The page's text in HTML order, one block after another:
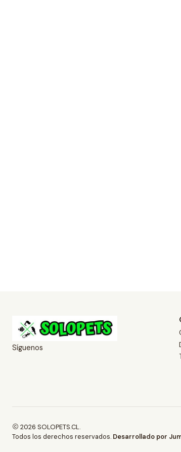
Síguenos
2026 SOLOPETS.CL.
Todos los derechos reservados. Desarrollado por